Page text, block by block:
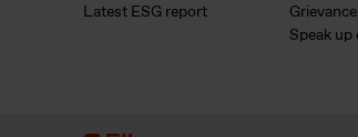
Latest ESG report
Speak up